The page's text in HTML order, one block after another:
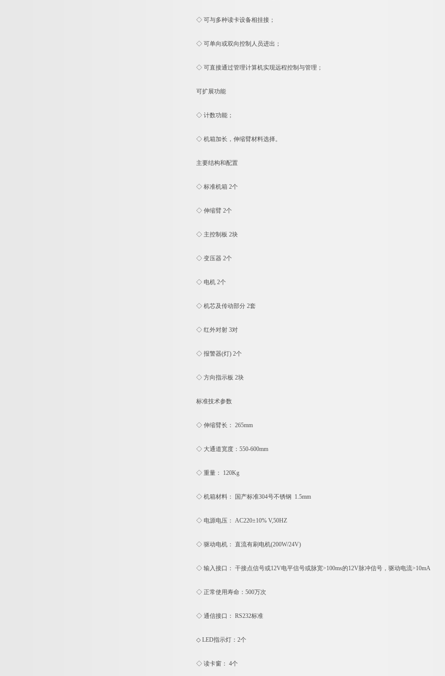
◇ 可与多种读卡设备相挂接；
◇ 可单向或双向控制人员进出；
◇ 可直接通过管理计算机实现远程控制与管理；
可扩展功能
◇ 计数功能；
◇ 机箱加长，伸缩臂材料选择。
主要结构和配置
◇ 标准机箱 2个
◇ 伸缩臂 2个
◇ 主控制板 2块
◇ 变压器 2个
◇ 电机 2个
◇ 机芯及传动部分 2套
◇ 红外对射 3对
◇ 报警器(灯) 2个
◇ 方向指示板 2块
标准技术参数
◇ 伸缩臂长： 265mm
◇ 大通道宽度：550-600mm
◇ 重量： 120Kg
◇ 机箱材料： 国产标准304号不锈钢 1.5mm
◇ 电源电压： AC220±10% V,50HZ
◇ 驱动电机： 直流有刷电机(200W/24V)
◇ 输入接口： 干接点信号或12V电平信号或脉宽>100ms的12V脉冲信号，驱动电流>10mA
◇ 正常使用寿命：500万次
◇ 通信接口： RS232标准
◇ LED指示灯：2个
◇ 读卡窗： 4个